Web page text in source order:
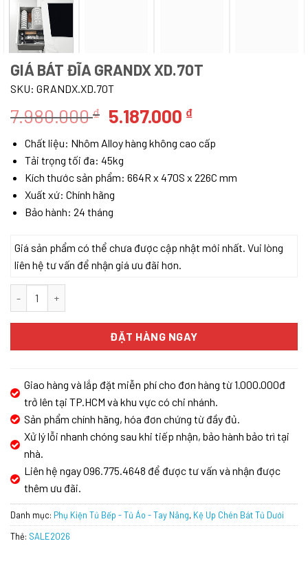
GIÁ BÁT ĐĨA GRANDX XD.70T
SKU: GRANDX.XD.70T
7.980.000₫ Giá
là:
7.980.000 ₫.
5.187.000 ₫Giá
hiện
tại
là:
5.187.000 ₫.
Chất liệu: Nhôm Alloy hàng không cao cấp
Tải trọng tối đa: 45kg
Kích thước sản phẩm: 664R x 470S x 226C mm
Xuất xứ: Chính hãng
Bảo hành: 24 tháng
Giá sản phẩm có thể chưa được cập nhật mới nhất. Vui lòng
liên hệ tư vấn để nhận giá ưu đãi hơn.
ĐẶT HÀNG NGAY
Giao hàng và lắp đặt miễn phí cho đơn hàng từ 1.000.000đ
trở lên tại TP.HCM và khu vực có chi nhánh.
Sản phẩm chính hãng, hóa đơn chứng từ đầy đủ.
Xử lý lỗi nhanh chóng sau khi tiếp nhận, bảo hành bảo trì tại
nhà.
Liên hệ ngay 096.775.4648 để được tư vấn và nhận được
thêm ưu đãi.
Danh mục: Phụ Kiện Tủ Bếp - Tủ Áo - Tay Nâng, Kệ Up Chén Bát Tủ Dưới
Thẻ: SALE2026